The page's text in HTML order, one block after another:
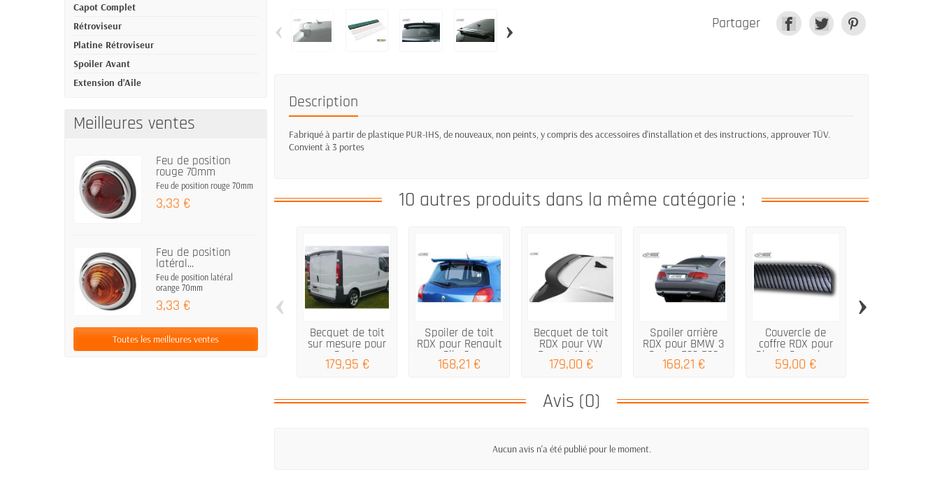
Capot Complet
Rétroviseur
Platine Rétroviseur
Spoiler Avant
Extension d'Aile
Meilleures ventes
Feu de position
rouge 70mm
Feu de position rouge 70mm
3,33 €
Feu de position
latéral...
Feu de position latéral
orange 70mm
3,33 €
Toutes les meilleures ventes
‹ › Partager
Description
Fabriqué à partir de plastique PUR-IHS, de nouveaux, non peints, y compris des accessoires d'installation et des instructions, approuver TÜV.
Convient à 3 portes
10 autres produits dans la même catégorie :
Becquet de toit
sur mesure pour
Opel...
179,95 €
Spoiler de toit
RDX pour Renault
Clio 3...
168,21 €
Becquet de toit
RDX pour VW
Passat (CJ /...
179,00 €
Spoiler arrière
RDX pour BMW 3
Series E92 E93
168,21 €
Couvercle de
coffre RDX pour
Skoda Superbe...
59,00 €
‹ ›
Avis (0)
Aucun avis n'a été publié pour le moment.